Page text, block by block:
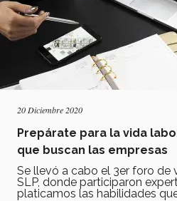
20 Diciembre 2020
Prepárate para la vida
que buscan las empresas
Se llevó a cabo el 3er foro de
SLP, donde participaron
platicamos las habilidades